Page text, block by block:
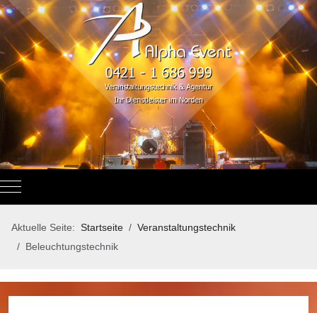
Mobile Menu Toggle
Aktuelle Seite: Startseite
Veranstaltungstechnik
Beleuchtungstechnik